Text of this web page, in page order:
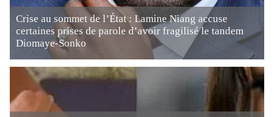
Crise au sommet de l’État : Lamine Niang accuse
certaines prises de parole d’avoir fragilisé le tandem
Diomaye-Sonko